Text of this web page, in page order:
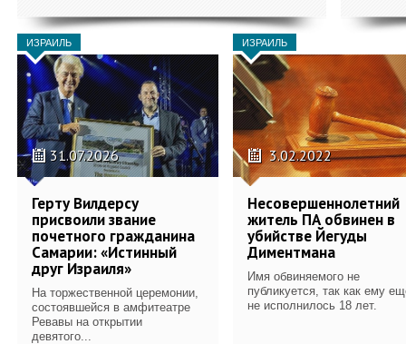
ИЗРАИЛЬ
31.07.2026
Герту Вилдерсу
присвоили звание
почетного гражданина
Самарии: «Истинный
друг Израиля»
На торжественной церемонии,
состоявшейся в амфитеатре
Ревавы на открытии
девятого...
ИЗРАИЛЬ
3.02.2022
Несовершеннолетний
житель ПА обвинен в
убийстве Йегуды
Диментмана
Имя обвиняемого не
публикуется, так как ему
не исполнилось 18 лет.